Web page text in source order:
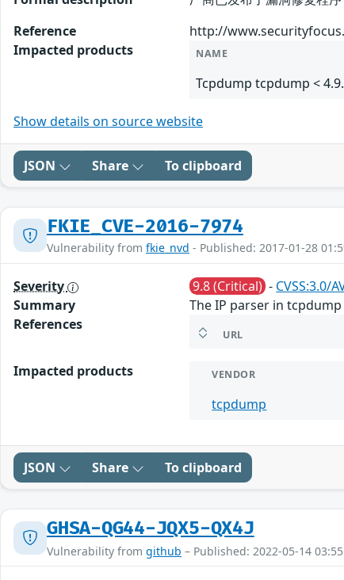
Reference
http://
Impacted products
NAME
Tcpdump tcpdump <
Show details on source website
JSON Share To clipboard
FKIE_CVE-2016-7974
Vulnerability from fkie_nvd - Published: 2017-01-28
Severity 9.8 (Critical) - CVSS:3.0/
Summary
The IP parser in
References
URL
Impacted products VENDOR
tcpdump
JSON Share To clipboard
GHSA-QG44-JQX5-QX4J
Vulnerability from github – Published: 2022-05-14